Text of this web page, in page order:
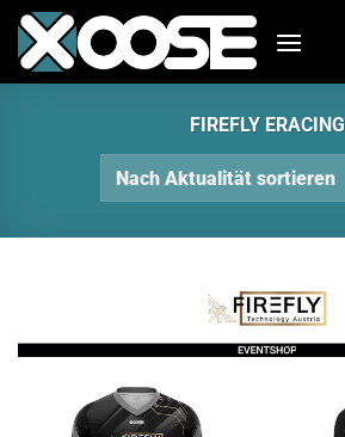
Zum
Inhalt
springen
FIREFLY ERACING